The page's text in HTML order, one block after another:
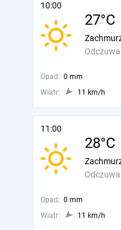
10:00
27°C
Opad: 0 mm
Wiatr:
11 km/h
11:00
28°C
Opad: 0 mm
Wiatr:
11 km/h